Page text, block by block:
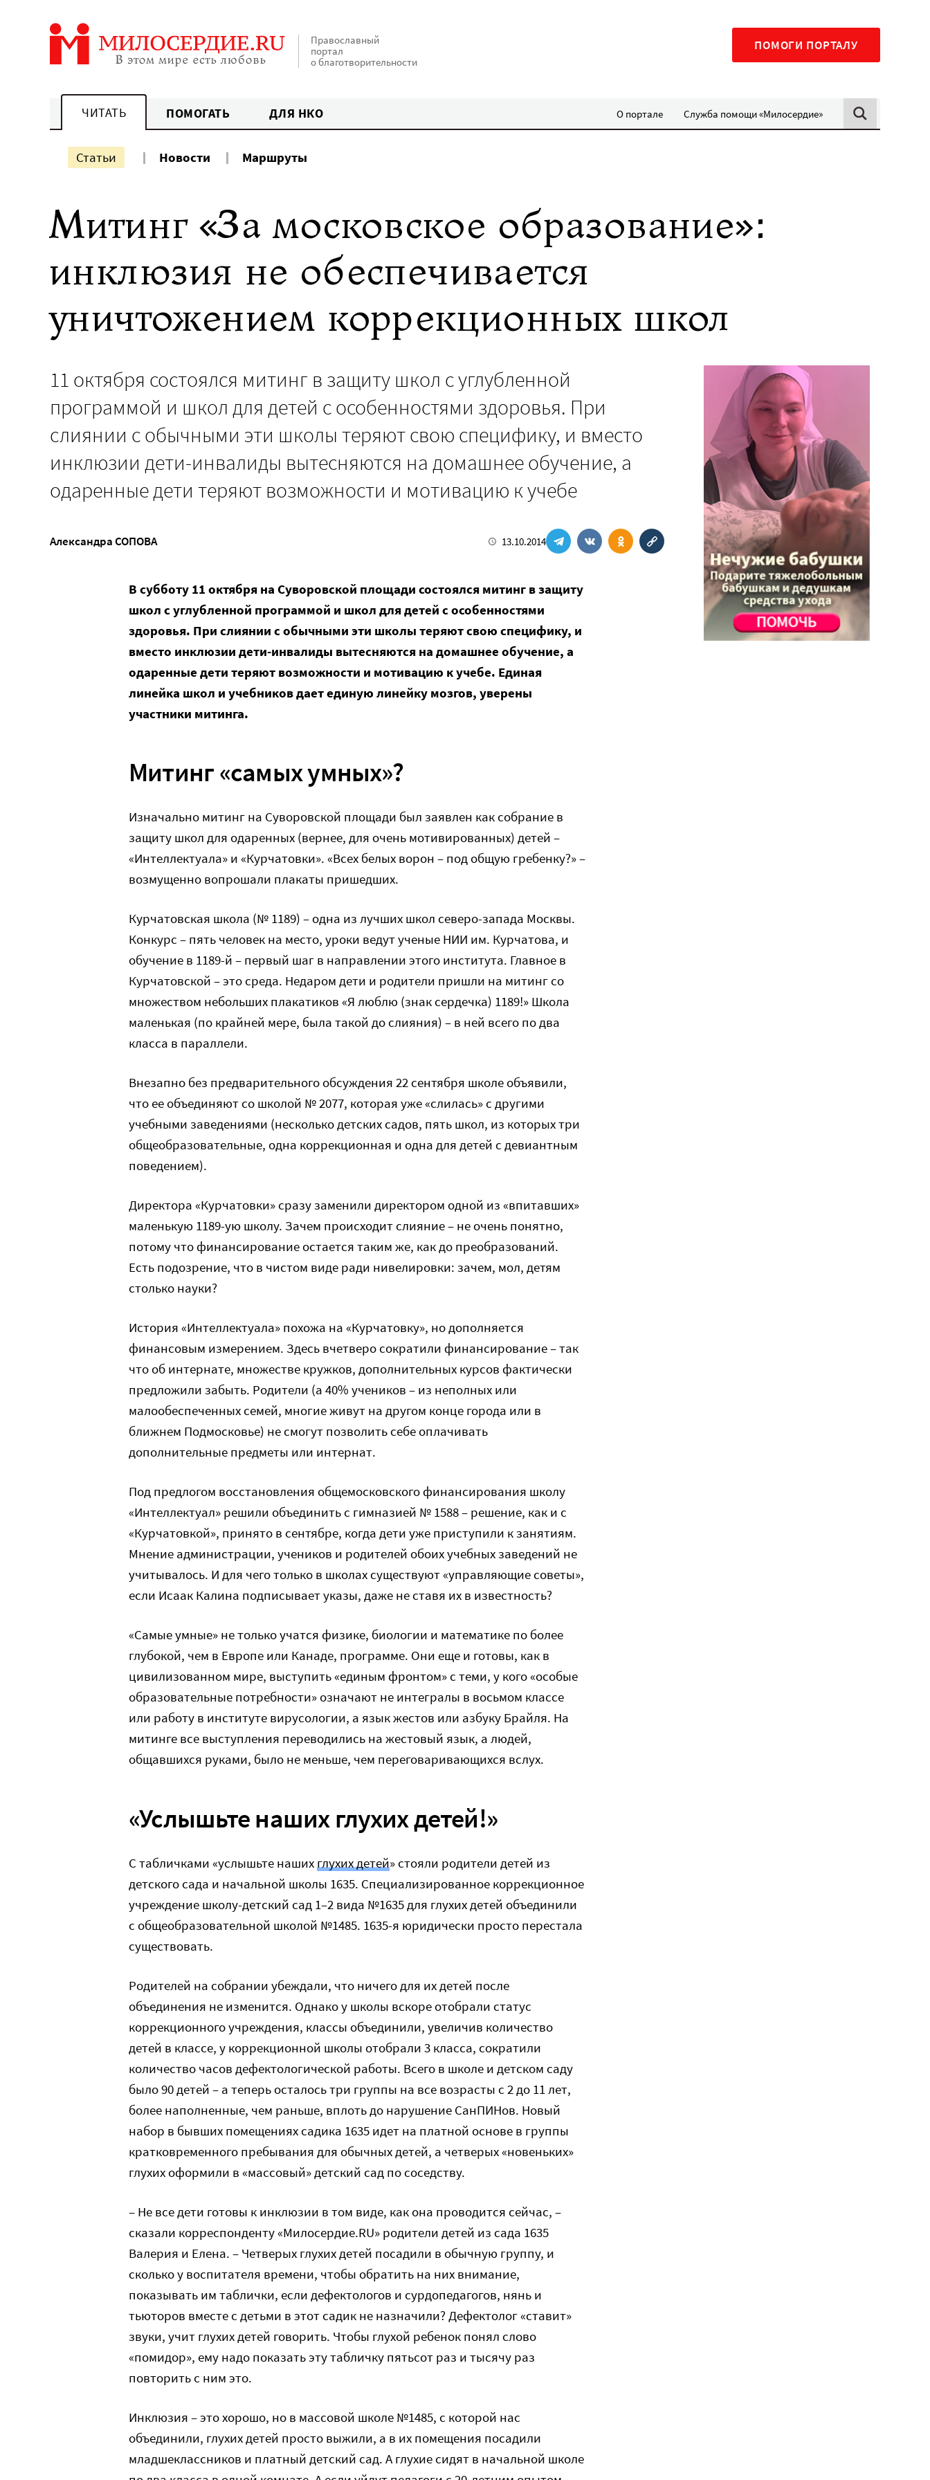
Православный
портал
о благотворительности
ПОМОГИ ПОРТАЛУ
ЧИТАТЬ ПОМОГАТЬ ДЛЯ НКО О портале Служба помощи «Милосердие»
Статьи Новости Маршруты
Митинг «За московское образование»:
инклюзия не обеспечивается
уничтожением коррекционных школ
11 октября состоялся митинг в защиту школ с углубленной
программой и школ для детей с особенностями здоровья. При
слиянии с обычными эти школы теряют свою специфику, и вместо
инклюзии дети-инвалиды вытесняются на домашнее обучение, а
одаренные дети теряют возможности и мотивацию к учебе
Александра СОПОВА 13.10.2014
В субботу 11 октября на Суворовской площади состоялся митинг в защиту
школ с углубленной программой и школ для детей с особенностями
здоровья. При слиянии с обычными эти школы теряют свою специфику, и
вместо инклюзии дети-инвалиды вытесняются на домашнее обучение, а
одаренные дети теряют возможности и мотивацию к учебе. Единая
линейка школ и учебников дает единую линейку мозгов, уверены
участники митинга.
Митинг «самых умных»?
Изначально митинг на Суворовской площади был заявлен как собрание в
защиту школ для одаренных (вернее, для очень мотивированных) детей –
«Интеллектуала» и «Курчатовки». «Всех белых ворон – под общую гребенку?» –
возмущенно вопрошали плакаты пришедших.
Курчатовская школа (№ 1189) – одна из лучших школ северо-запада Москвы.
Конкурс – пять человек на место, уроки ведут ученые НИИ им. Курчатова, и
обучение в 1189-й – первый шаг в направлении этого института. Главное в
Курчатовской – это среда. Недаром дети и родители пришли на митинг со
множеством небольших плакатиков «Я люблю (знак сердечка) 1189!» Школа
маленькая (по крайней мере, была такой до слияния) – в ней всего по два
класса в параллели.
Внезапно без предварительного обсуждения 22 сентября школе объявили,
что ее объединяют со школой № 2077, которая уже «слилась» с другими
учебными заведениями (несколько детских садов, пять школ, из которых три
общеобразовательные, одна коррекционная и одна для детей с девиантным
поведением).
Директора «Курчатовки» сразу заменили директором одной из «впитавших»
маленькую 1189-ую школу. Зачем происходит слияние – не очень понятно,
потому что финансирование остается таким же, как до преобразований.
Есть подозрение, что в чистом виде ради нивелировки: зачем, мол, детям
столько науки?
История «Интеллектуала» похожа на «Курчатовку», но дополняется
финансовым измерением. Здесь вчетверо сократили финансирование – так
что об интернате, множестве кружков, дополнительных курсов фактически
предложили забыть. Родители (а 40% учеников – из неполных или
малообеспеченных семей, многие живут на другом конце города или в
ближнем Подмосковье) не смогут позволить себе оплачивать
дополнительные предметы или интернат.
Под предлогом восстановления общемосковского финансирования школу
«Интеллектуал» решили объединить с гимназией № 1588 – решение, как и с
«Курчатовкой», принято в сентябре, когда дети уже приступили к занятиям.
Мнение администрации, учеников и родителей обоих учебных заведений не
учитывалось. И для чего только в школах существуют «управляющие советы»,
если Исаак Калина подписывает указы, даже не ставя их в известность?
«Самые умные» не только учатся физике, биологии и математике по более
глубокой, чем в Европе или Канаде, программе. Они еще и готовы, как в
цивилизованном мире, выступить «единым фронтом» с теми, у кого «особые
образовательные потребности» означают не интегралы в восьмом классе
или работу в институте вирусологии, а язык жестов или азбуку Брайля. На
митинге все выступления переводились на жестовый язык, а людей,
общавшихся руками, было не меньше, чем переговаривающихся вслух.
«Услышьте наших глухих детей!»
С табличками «услышьте наших глухих детей» стояли родители детей из
детского сада и начальной школы 1635. Специализированное коррекционное
учреждение школу-детский сад 1–2 вида №1635 для глухих детей объединили
с общеобразовательной школой №1485. 1635-я юридически просто перестала
существовать.
Родителей на собрании убеждали, что ничего для их детей после
объединения не изменится. Однако у школы вскоре отобрали статус
коррекционного учреждения, классы объединили, увеличив количество
детей в классе, у коррекционной школы отобрали 3 класса, сократили
количество часов дефектологической работы. Всего в школе и детском саду
было 90 детей – а теперь осталось три группы на все возрасты с 2 до 11 лет,
более наполненные, чем раньше, вплоть до нарушение СанПИНов. Новый
набор в бывших помещениях садика 1635 идет на платной основе в группы
кратковременного пребывания для обычных детей, а четверых «новеньких»
глухих оформили в «массовый» детский сад по соседству.
– Не все дети готовы к инклюзии в том виде, как она проводится сейчас, –
сказали корреспонденту «Милосердие.RU» родители детей из сада 1635
Валерия и Елена. – Четверых глухих детей посадили в обычную группу, и
сколько у воспитателя времени, чтобы обратить на них внимание,
показывать им таблички, если дефектологов и сурдопедагогов, нянь и
тьюторов вместе с детьми в этот садик не назначили? Дефектолог «ставит»
звуки, учит глухих детей говорить. Чтобы глухой ребенок понял слово
«помидор», ему надо показать эту табличку пятьсот раз и тысячу раз
повторить с ним это.
Инклюзия – это хорошо, но в массовой школе №1485, с которой нас
объединили, глухих детей просто выжили, а в их помещения посадили
младшеклассников и платный детский сад. А глухие сидят в начальной школе